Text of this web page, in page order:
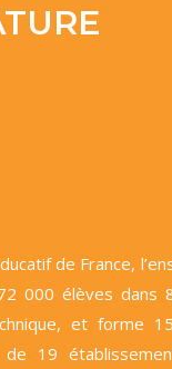
de France,
000 élèves dans
et forme
19